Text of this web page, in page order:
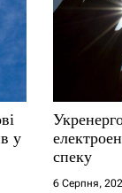
у
спеку
6 Серпня,